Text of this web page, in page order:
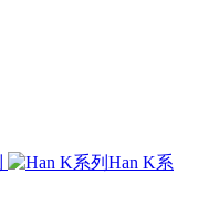
Han K系